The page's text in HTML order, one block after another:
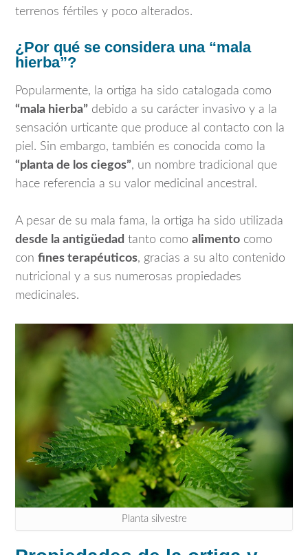
terrenos fértiles y poco alterados.
¿Por qué se considera una “mala
hierba”?
Popularmente, la ortiga ha sido catalogada como
“mala hierba” debido a su carácter invasivo y a la
sensación urticante que produce al contacto con la
piel. Sin embargo, también es conocida como la
“planta de los ciegos”, un nombre tradicional que
hace referencia a su valor medicinal ancestral.
A pesar de su mala fama, la ortiga ha sido utilizada
desde la antigüedad tanto como alimento como
con fines terapéuticos, gracias a su alto contenido
nutricional y a sus numerosas propiedades
medicinales.
Planta silvestre